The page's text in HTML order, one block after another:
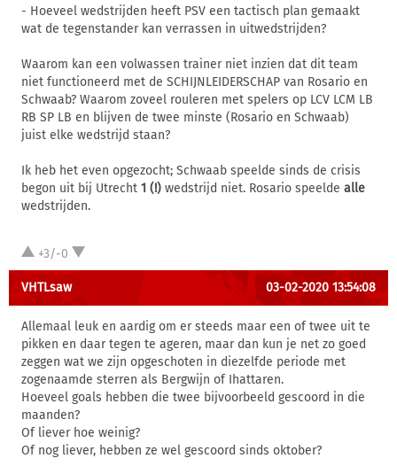
- Hoeveel wedstrijden heeft PSV een tactisch plan gemaakt
wat de tegenstander kan verrassen in uitwedstrijden?
Waarom kan een volwassen trainer niet inzien dat dit team
niet functioneerd met de SCHIJNLEIDERSCHAP van Rosario en
Schwaab? Waarom zoveel rouleren met spelers op LCV LCM LB
RB SP LB en blijven de twee minste (Rosario en Schwaab)
juist elke wedstrijd staan?
Ik heb het even opgezocht; Schwaab speelde sinds de crisis
begon uit bij Utrecht 1 (!) wedstrijd niet. Rosario speelde alle
wedstrijden.
+3/-0
VHTLsaw 03-02-2020 13:54:08
Allemaal leuk en aardig om er steeds maar een of twee uit te
pikken en daar tegen te ageren, maar dan kun je net zo goed
zeggen wat we zijn opgeschoten in diezelfde periode met
zogenaamde sterren als Bergwijn of Ihattaren.
Hoeveel goals hebben die twee bijvoorbeeld gescoord in die
maanden?
Of liever hoe weinig?
Of nog liever, hebben ze wel gescoord sinds oktober?